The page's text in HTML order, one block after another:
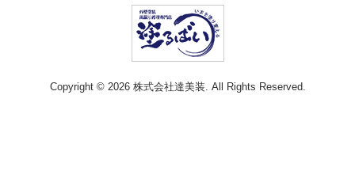
Copyright © 2026 株式会社達美装. All Rights Reserved.